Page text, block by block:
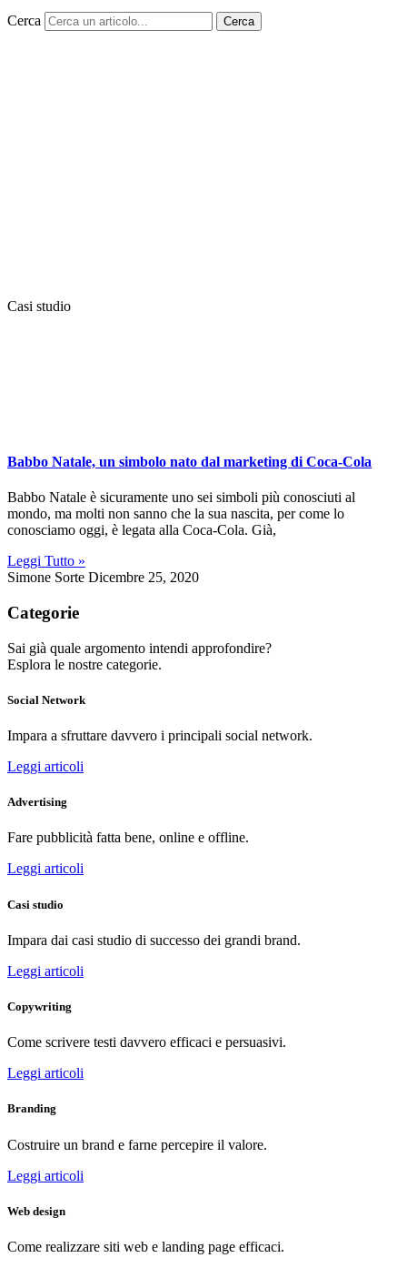
Cerca Cerca
Casi studio
Babbo Natale, un simbolo nato dal marketing di Coca-Cola
Babbo Natale è sicuramente uno sei simboli più conosciuti al
mondo, ma molti non sanno che la sua nascita, per come lo
conosciamo oggi, è legata alla Coca-Cola. Già,
Leggi Tutto »
Simone Sorte Dicembre 25, 2020
Categorie
Sai già quale argomento intendi approfondire?
Esplora le nostre categorie.
Social Network
Impara a sfruttare davvero i principali social network.
Leggi articoli
Advertising
Fare pubblicità fatta bene, online e offline.
Leggi articoli
Casi studio
Impara dai casi studio di successo dei grandi brand.
Leggi articoli
Copywriting
Come scrivere testi davvero efficaci e persuasivi.
Leggi articoli
Branding
Costruire un brand e farne percepire il valore.
Leggi articoli
Web design
Come realizzare siti web e landing page efficaci.